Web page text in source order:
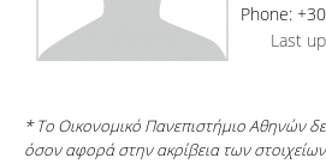
Phone:
Last
* Το Οικονομικό Πανεπιστήμιο Αθηνών
όσον αφορά στην ακρίβεια των